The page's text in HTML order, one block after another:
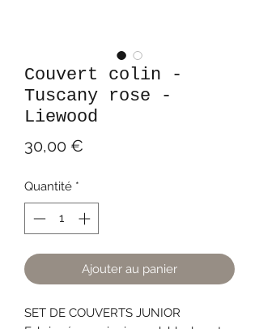
Couvert colin -
Tuscany rose -
Liewood
30,00 €
Quantité *
Ajouter au panier
SET DE COUVERTS JUNIOR